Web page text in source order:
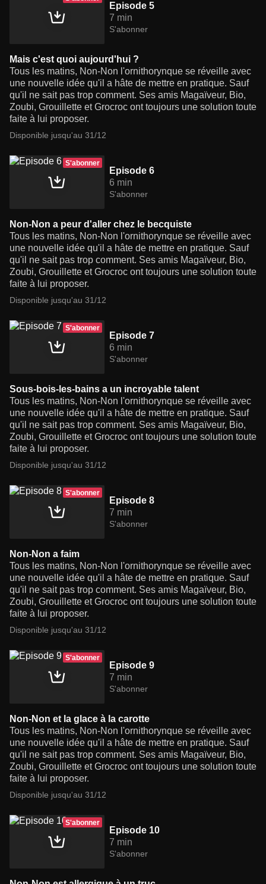
Episode 5
7 min
S'abonner
Mais c'est quoi aujourd'hui ?
Tous les matins, Non-Non l'ornithorynque se réveille avec
une nouvelle idée qu'il a hâte de mettre en pratique. Sauf
qu'il ne sait pas trop comment. Ses amis Magaïveur, Bio,
Zoubi, Grouillette et Grocroc ont toujours une solution toute
faite à lui proposer.
Disponible jusqu'au 31/12
S'abonner
Episode 6
6 min
S'abonner
Non-Non a peur d'aller chez le becquiste
Tous les matins, Non-Non l'ornithorynque se réveille avec
une nouvelle idée qu'il a hâte de mettre en pratique. Sauf
qu'il ne sait pas trop comment. Ses amis Magaïveur, Bio,
Zoubi, Grouillette et Grocroc ont toujours une solution toute
faite à lui proposer.
Disponible jusqu'au 31/12
S'abonner
Episode 7
6 min
S'abonner
Sous-bois-les-bains a un incroyable talent
Tous les matins, Non-Non l'ornithorynque se réveille avec
une nouvelle idée qu'il a hâte de mettre en pratique. Sauf
qu'il ne sait pas trop comment. Ses amis Magaïveur, Bio,
Zoubi, Grouillette et Grocroc ont toujours une solution toute
faite à lui proposer.
Disponible jusqu'au 31/12
S'abonner
Episode 8
7 min
S'abonner
Non-Non a faim
Tous les matins, Non-Non l'ornithorynque se réveille avec
une nouvelle idée qu'il a hâte de mettre en pratique. Sauf
qu'il ne sait pas trop comment. Ses amis Magaïveur, Bio,
Zoubi, Grouillette et Grocroc ont toujours une solution toute
faite à lui proposer.
Disponible jusqu'au 31/12
S'abonner
Episode 9
7 min
S'abonner
Non-Non et la glace à la carotte
Tous les matins, Non-Non l'ornithorynque se réveille avec
une nouvelle idée qu'il a hâte de mettre en pratique. Sauf
qu'il ne sait pas trop comment. Ses amis Magaïveur, Bio,
Zoubi, Grouillette et Grocroc ont toujours une solution toute
faite à lui proposer.
Disponible jusqu'au 31/12
S'abonner
Episode 10
7 min
S'abonner